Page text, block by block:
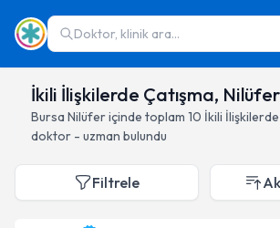
Doktor, klinik ara...
İkili İlişkilerde Çatışma,
Bursa Nilüferiçinde toplam 10 İkili İlişkilerde
doktor - uzman bulundu
Filtrele